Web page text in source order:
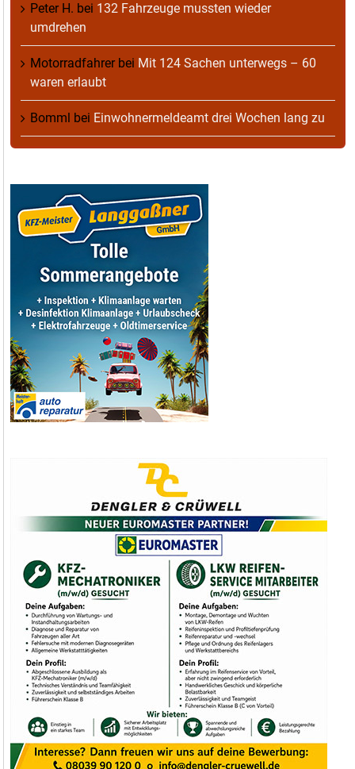
Peter H. bei 132 Fahrzeuge mussten wieder
umdrehen
Motorradfahrerbei Mit 124 Sachen unterwegs – 60
waren erlaubt
Bomml bei Einwohnermeldeamt drei Wochen lang zu